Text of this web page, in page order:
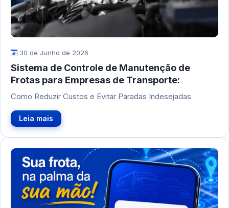
30 de Junho de 2026
Sistema de Controle de Manutenção de
Frotas para Empresas de Transporte:
Como Reduzir Custos e Evitar Paradas Indesejadas
Leia mais